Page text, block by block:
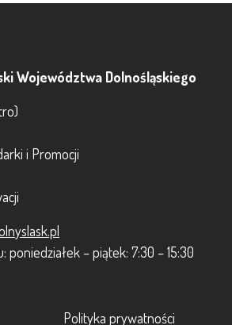
Województwa Dolnośląskiego
i Promocji
poniedziałek – piątek: 7:30 – 15:30
Footer 2
Polityka prywatności